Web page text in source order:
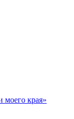
моего края»